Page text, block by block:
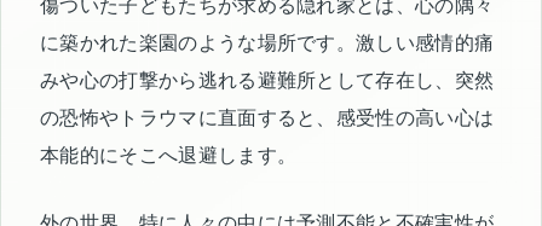
傷ついた子どもたちが求める隠れ家とは、心の隅々
に築かれた楽園のような場所です。激しい感情的痛
みや心の打撃から逃れる避難所として存在し、突然
の恐怖やトラウマに直面すると、感受性の高い心は
本能的にそこへ退避します。